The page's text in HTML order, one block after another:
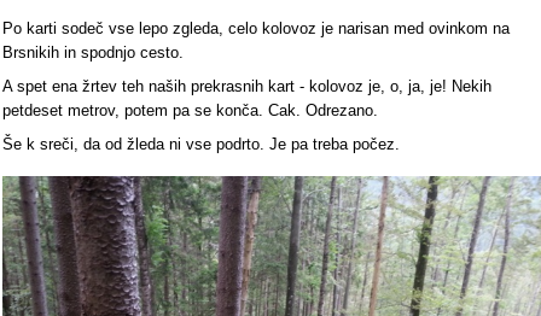
Po karti sodeč vse lepo zgleda, celo kolovoz je narisan med ovinkom na
Brsnikih in spodnjo cesto.
A spet ena žrtev teh naših prekrasnih kart - kolovoz je, o, ja, je! Nekih
petdeset metrov, potem pa se konča. Cak. Odrezano.
Še k sreči, da od žleda ni vse podrto. Je pa treba počez.